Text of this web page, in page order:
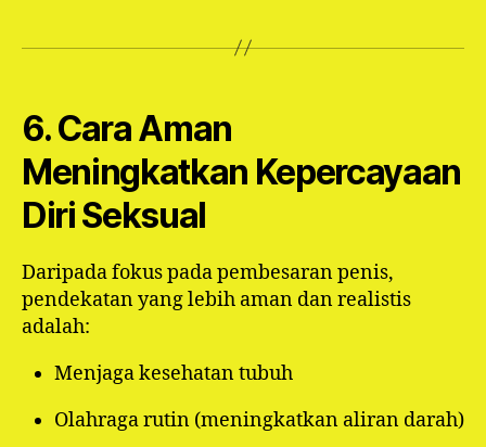
6. Cara Aman
Meningkatkan Kepercayaan
Diri Seksual
Daripada fokus pada pembesaran penis,
pendekatan yang lebih aman dan realistis
adalah:
Menjaga kesehatan tubuh
Olahraga rutin (meningkatkan aliran darah)